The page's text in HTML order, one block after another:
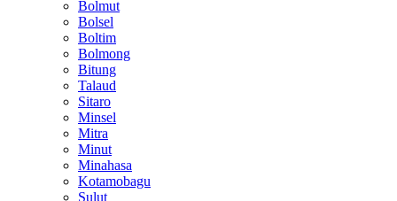
Bolmut
Bolsel
Boltim
Bolmong
Bitung
Talaud
Sitaro
Minsel
Mitra
Minut
Minahasa
Kotamobagu
Sulut